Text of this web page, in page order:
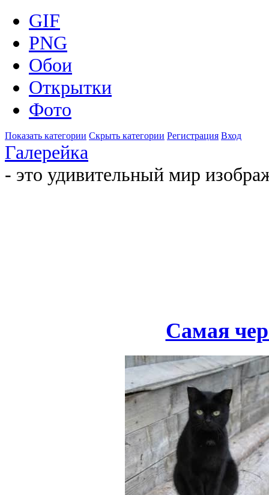
GIF
PNG
Обои
Открытки
Фото
Показать категории Скрыть категории Регистрация Вход
Галерейка
- это удивительный мир
Самая